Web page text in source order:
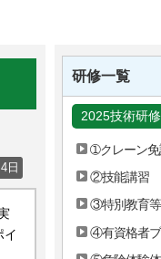
4日
イ
研修一覧
2025技術研修
➀クレーン免
②技能講習
③特別教育等
④有資格者